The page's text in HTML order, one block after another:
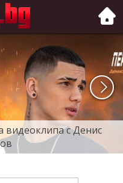
видеоклипа с Денис